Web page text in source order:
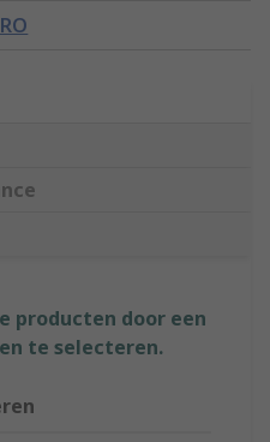
producten door een
te selecteren.